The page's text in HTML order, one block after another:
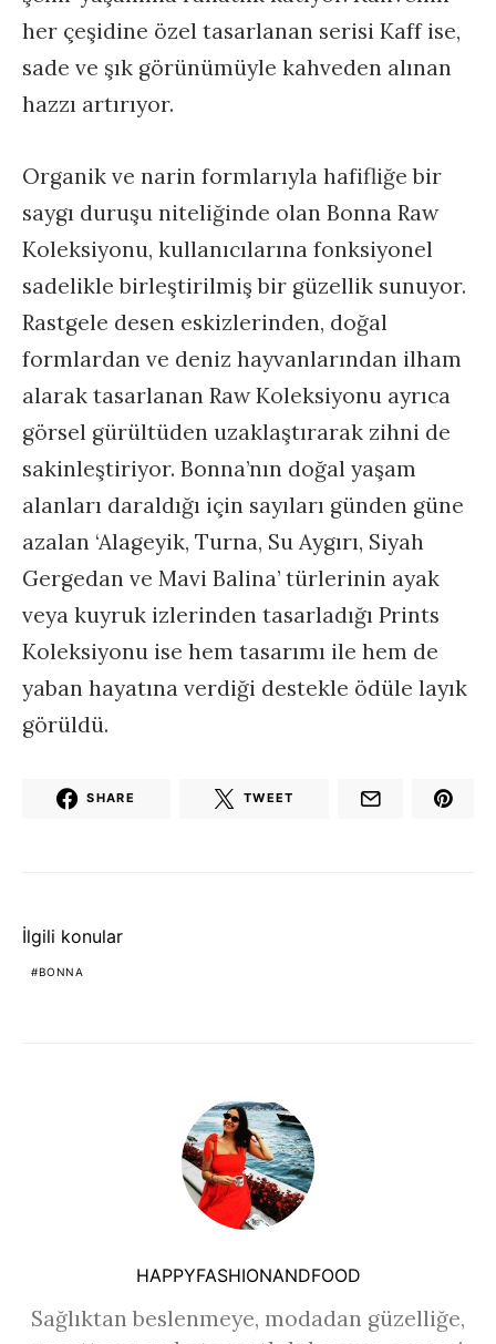
her çeşidine özel tasarlanan serisi Kaff ise,
sade ve şık görünümüyle kahveden alınan
hazzı artırıyor.
Organik ve narin formlarıyla hafifliğe bir
saygı duruşu niteliğinde olan Bonna Raw
Koleksiyonu, kullanıcılarına fonksiyonel
sadelikle birleştirilmiş bir güzellik sunuyor.
Rastgele desen eskizlerinden, doğal
formlardan ve deniz hayvanlarından ilham
alarak tasarlanan Raw Koleksiyonu ayrıca
görsel gürültüden uzaklaştırarak zihni de
sakinleştiriyor. Bonna’nın doğal yaşam
alanları daraldığı için sayıları günden güne
azalan ‘Alageyik, Turna, Su Aygırı, Siyah
Gergedan ve Mavi Balina’ türlerinin ayak
veya kuyruk izlerinden tasarladığı Prints
Koleksiyonu ise hem tasarımı ile hem de
yaban hayatına verdiği destekle ödüle layık
görüldü.
SHARE TWEET
İlgili konular
BONNA
HAPPYFASHIONANDFOOD
Sağlıktan beslenmeye, modadan güzelliğe,